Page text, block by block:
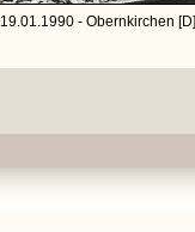
19.01.1990 - Obernkirchen [D]